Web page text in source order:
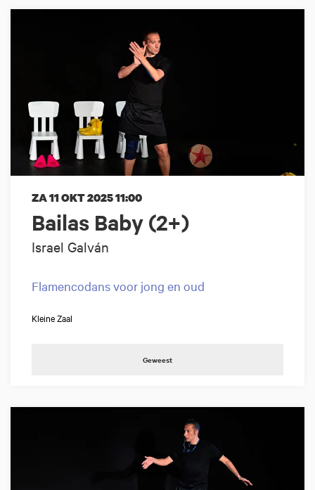
Bailas Baby (2+)
Israel Galván
ZA 11 OKT 202511:00
Flamencodans voor jong en oud
Kleine Zaal
Geweest